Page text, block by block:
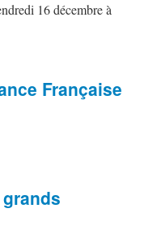
16 décembre à
Française